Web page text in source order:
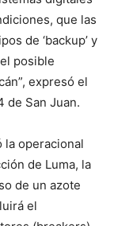
que las
de ‘backup’ y
posible
expresó el
de San Juan.
la operacional
de Luma, la
de un azote
el